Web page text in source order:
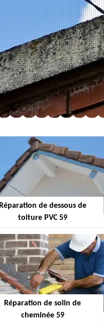
Réparation de dessous de
toiture PVC 59
Réparation de solin de
cheminée 59